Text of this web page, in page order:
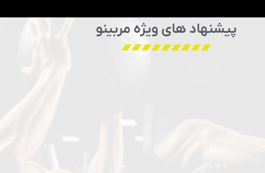
پیشنهاد های ویژه مربینو